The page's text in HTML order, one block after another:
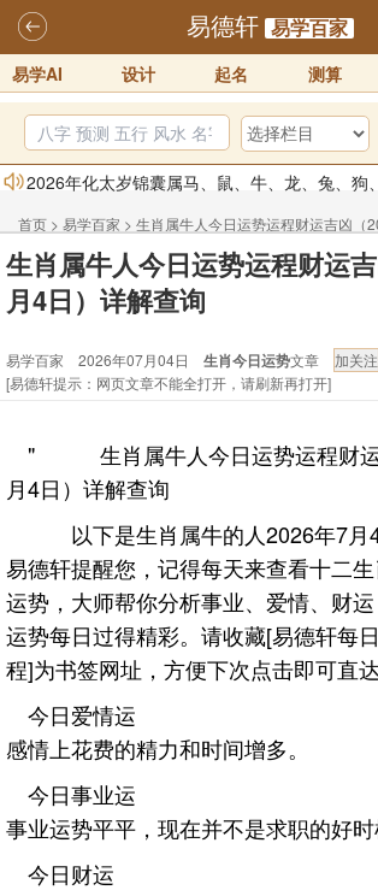
易德轩 易学百家
易学AI 设计 起名 测算
2026年化太岁锦囊属马、鼠、牛、龙、兔、狗
订！！
2025-10-01
2026丙午年铁笔居士精批年运说明
2025-
易德轩首席风水大师铁笔居士简介！！
易德轩易学ai，ai批八字紫微命理相学，ai智能
体验！！
2025-07-01
2025-07-01
首页 > 易学百家 > 生肖属牛人今日运势运程财运吉凶（
7月4日）详解查询
生肖属牛人今日运势运程财运
月4日）详解查询
易学百家 2026年07月04日 生肖今日运势文章
[易德轩提示：网页文章不能全打开，请刷新再打开]
" 生肖属牛人今日运势运程财运
月4日）详解查询
以下是生肖属牛的人2026年7月4
易德轩提醒您，记得每天来查看十二
运势，大师帮你分析事业、爱情、财
运势每日过得精彩。请收藏[易德轩每
程]为书签网址，方便下次点击即可直达
今日爱情运
感情上花费的精力和时间增多。
今日事业运
事业运势平平，现在并不是求职的好时
今日财运